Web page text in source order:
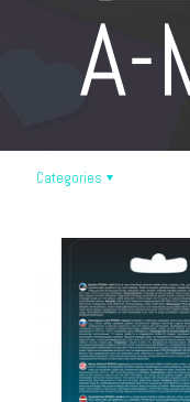
Categories